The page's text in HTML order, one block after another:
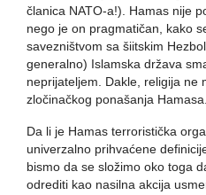
članica NATO-a!). Hamas nije
nego je on pragmatičan, kako
savezništvom sa šiitskim
generalno) Islamska država
neprijateljem. Dakle, religija ne
zločinačkog ponašanja Hamasa.
Da li je Hamas terroristička
univerzalno prihvaćene
bismo da se složimo oko toga
odrediti kao nasilna akcija